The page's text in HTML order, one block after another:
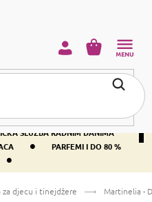
37 € •
400+ SVJETSKI
SLUŽBA RADNIM DANIMA
•
PARFEMI I DO 80 %
•
KOŠARICA
za djecu i tinejdžere Martinelia -